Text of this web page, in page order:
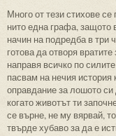
Много от тези стихове
нито една графа, защото
начин на подредба в три
готова да отворя
направя всичко по
пасвам на нечия
оправдание за лошото
когато животът ти
се върне, не му вярвай,
твърде хубаво за да е